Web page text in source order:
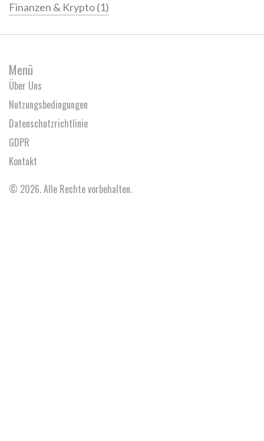
Finanzen & Krypto(1)
Menü
Über Uns
Nutzungsbedingungen
Datenschutzrichtlinie
GDPR
Kontakt
© 2026. Alle Rechte vorbehalten.